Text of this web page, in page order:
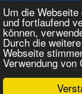
Um die
und fortlaufend
können,
Durch die
Webseite
Verwendung von
Login